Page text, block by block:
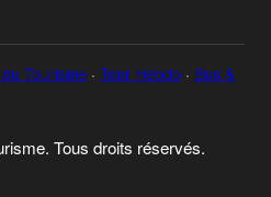
Tourisme · Tour Hebdo · Bus &
Tous droits réservés.